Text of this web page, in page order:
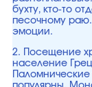
бухту, кто-то
песочному раю.
эмоции.
2. Посещение
население